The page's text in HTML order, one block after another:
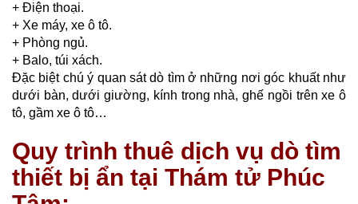
+ Điện thoại.
+ Xe máy, xe ô tô.
+ Phòng ngủ.
+ Balo, túi xách.
Đặc biệt chú ý quan sát dò tìm ở những nơi góc khuất như
dưới bàn, dưới giường, kính trong nhà, ghế ngồi trên xe ô
tô, gầm xe ô tô…
Quy trình thuê dịch vụ dò tìm
thiết bị ẩn tại Thám tử Phúc